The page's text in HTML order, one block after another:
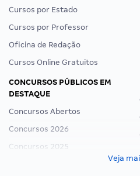
Cursos por Estado
Cursos por Professor
Oficina de Redação
Cursos Online Gratuitos
CONCURSOS PÚBLICOS EM
DESTAQUE
Concursos Abertos
Concursos 2026
Concursos 2025
Concurso Nacional Unificado
Veja